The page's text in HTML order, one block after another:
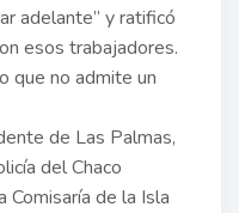
adelante” y ratificó
esos trabajadores.
que no admite un
de Las Palmas,
del Chaco
Comisaría de la Isla